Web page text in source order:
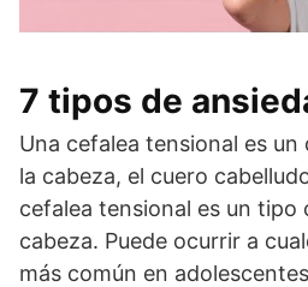
7 tipos de
Una cefalea tensional es
la cabeza, el cuero
cefalea tensional es un tipo
cabeza. Puede ocurrir a
más común en